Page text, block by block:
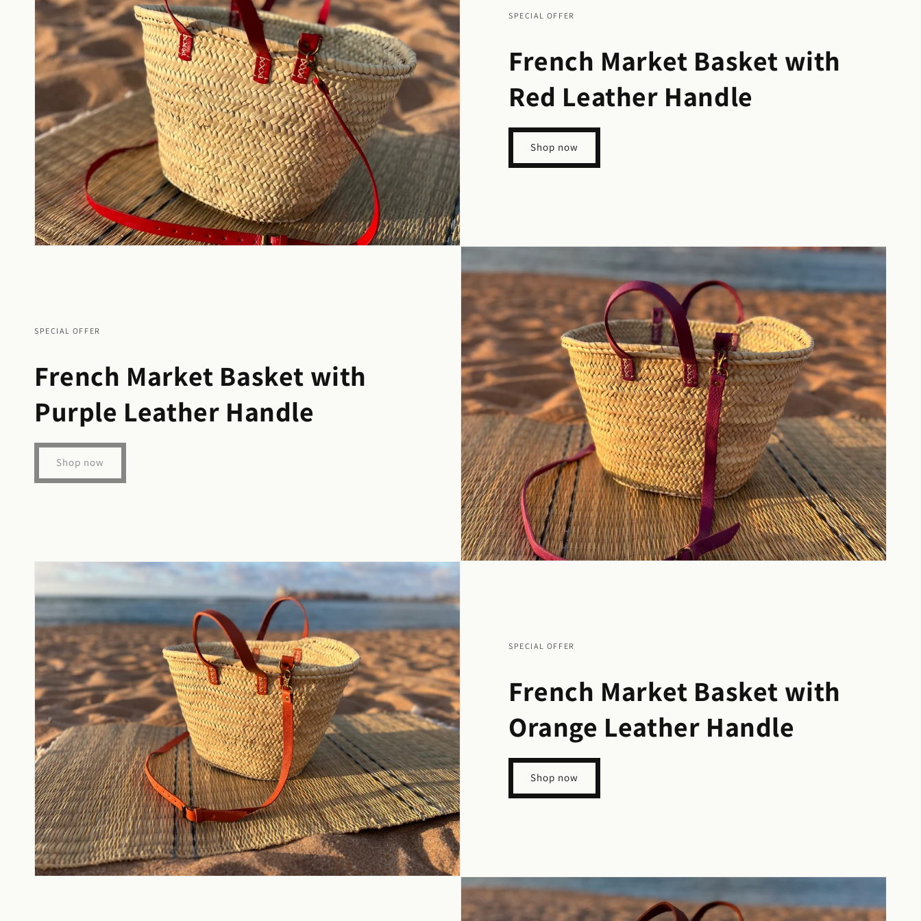
SPECIAL OFFER
French Market Basket with
Red Leather Handle
Shop now
SPECIAL OFFER
French Market Basket with
Purple Leather Handle
Shop now
SPECIAL OFFER
French Market Basket with
Orange Leather Handle
Shop now